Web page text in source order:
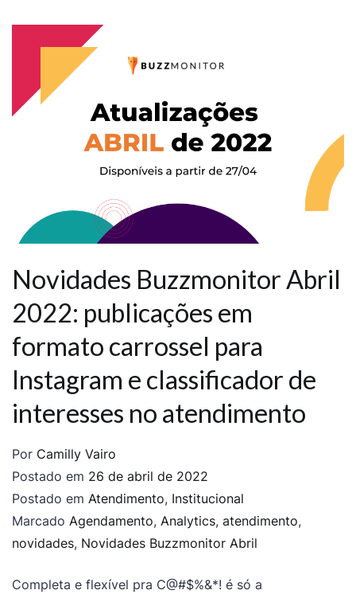
Novidades Buzzmonitor Abril
2022: publicações em
formato carrossel para
Instagram e classificador de
interesses no atendimento
Por Camilly Vairo
Postado em 26 de abril de 2022
Postado em Atendimento, Institucional
Marcado Agendamento, Analytics, atendimento,
novidades, Novidades Buzzmonitor Abril
Completa e flexível pra C@#$%&*! é só a